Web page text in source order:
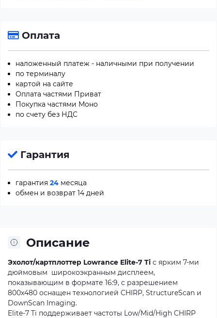
Оплата
наложенный платеж - наличными при получении
по терминалу
картой на сайте
Оплата частями Приват
Покупка частями Моно
по счету без НДС
Гарантия
гарантия 24 месяца
обмен и возврат 14 дней
Описание
Эхолот/картплоттер Lowrance Elite-7 Ti с ярким 7-ми
дюймовым широкоэкранным дисплеем,
показывающим в формате 16:9, с разрешением
800x480 оснащен технологией CHIRP, StructureScan и
DownScan Imaging.
Elite-7 Ti поддерживает частоты Low/Mid/High CHIRP